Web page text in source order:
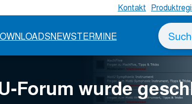
Kontakt
NEWSTERMINE
Suche
nach
Forum wurde